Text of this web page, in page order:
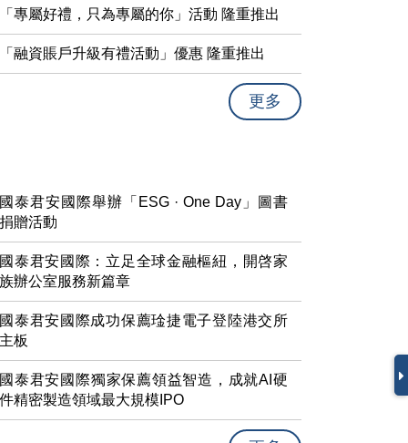
「專屬好禮，只為專屬的你」活動 隆重推出
「融資賬戶升級有禮活動」優惠 隆重推出
更多
國泰君安國際舉辦「ESG · One Day」圖書
捐贈活動
國泰君安國際：立足全球金融樞紐，開啓家
族辦公室服務新篇章
國泰君安國際成功保薦琻捷電子登陸港交所
主板
國泰君安國際獨家保薦領益智造，成就AI硬
件精密製造領域最大規模IPO